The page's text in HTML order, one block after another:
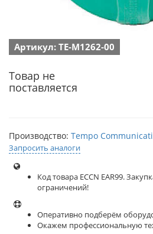
Артикул: TE-M1262-00
Товар не
поставляется
Производство: Tempo
Запросить аналоги
Код товара ECCN EAR99.
ограничений!
Оперативно подберём
Окажем профессиональную